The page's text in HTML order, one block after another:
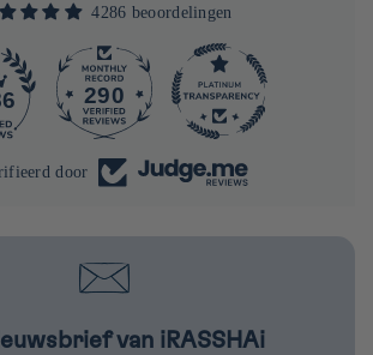
4286 beoordelingen
290
door
van iRASSHAi